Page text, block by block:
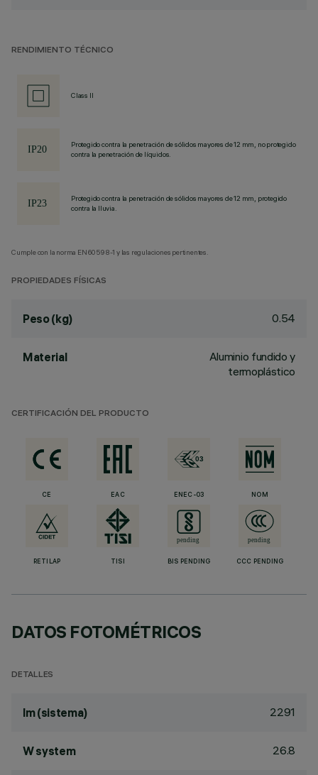
RENDIMIENTO TÉCNICO
Class II
Protegido contra la penetración de sólidos mayores de 12 mm, no protegido
contra la penetración de líquidos.
Protegido contra la penetración de sólidos mayores de 12 mm, protegido
contra la lluvia.
Cumple con la norma EN60598-1 y las regulaciones pertinentes.
PROPIEDADES FÍSICAS
Peso (kg) 0.54
Material
Aluminio fundido y
termoplástico
CERTIFICACIÓN DEL PRODUCTO
CE EAC ENEC-03 NOM
RETILAP TISI BIS PENDING CCC PENDING
DATOS FOTOMÉTRICOS
DETALLES
lm (sistema) 2291
W system 26.8